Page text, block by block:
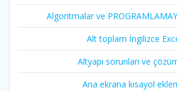
Algoritmalar ve
Alt toplam İngilizce
Altyapı sorunları ve
Ana ekrana kısayol